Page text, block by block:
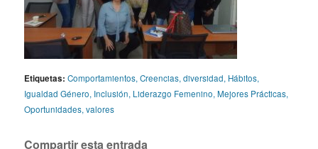
Etiquetas: Comportamientos, Creencias, diversidad, Hábitos,
Igualdad Género, Inclusión, Liderazgo Femenino, Mejores Prácticas,
Oportunidades, valores
Compartir esta entrada